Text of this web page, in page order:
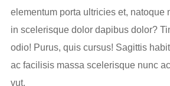
elementum porta ultricies et, natoque
in scelerisque dolor dapibus dolor?
odio! Purus, quis cursus! Sagittis
ac facilisis massa scelerisque nunc
vut.